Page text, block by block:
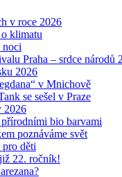
v roce 2026
klimatu
noci
Praha – srdce národů
2026
v Mnichově
se sešel v Praze
2026
bio barvami
poznáváme svět
pro děti
22. ročník!